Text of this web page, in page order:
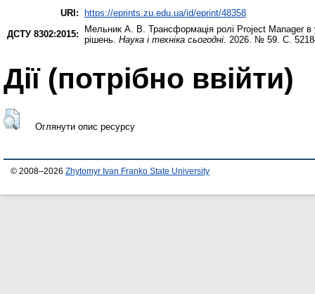
URI:
https://eprints.zu.edu.ua/id/eprint/48358
ДСТУ 8302:2015:
Мельник А. В. Трансформація ролі Project Manager в
рішень. Наука і техніка сьогодні. 2026. № 59. С.
Дії ​​(потрібно ввійти)
Оглянути опис ресурсу
© 2008–2026 Zhytomyr Ivan Franko State University